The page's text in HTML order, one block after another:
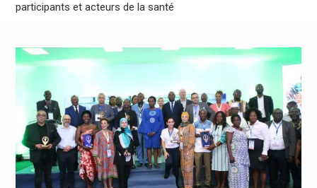
participants et acteurs de la santé